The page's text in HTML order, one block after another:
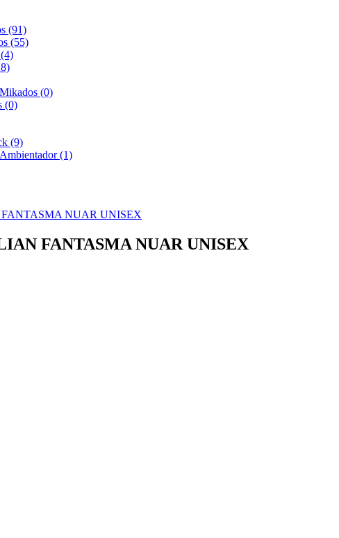
(91)
(55)
(0)
(0)
(9)
(1)
NUAR UNISEX
FANTASMA NUAR UNISEX